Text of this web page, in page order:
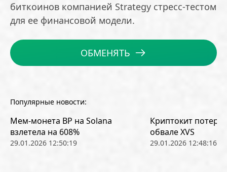
биткоинов компанией Strategy стресс-тестом
для ее финансовой модели.
ОБМЕНЯТЬ
Популярные новости:
Мем-монета BP на Solana
взлетела на 608%
29.01.2026 12:50:19
Криптокит
обвале XVS
29.01.2026 12:48:16